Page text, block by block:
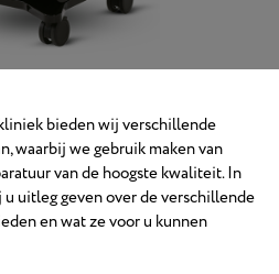
bieden wij verschillende
waarbij we gebruik maken van
van de hoogste kwaliteit. In
uitleg geven over de verschillende
en wat ze voor u kunnen